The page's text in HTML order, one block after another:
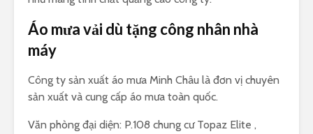
Áo mưa vải dù tặng công nhân nhà
máy
Công ty sản xuất áo mưa Minh Châu là đơn vị chuyên
sản xuất và cung cấp áo mưa toàn quốc.
Văn phòng đại diện: P.108 chung cư Topaz Elite ,